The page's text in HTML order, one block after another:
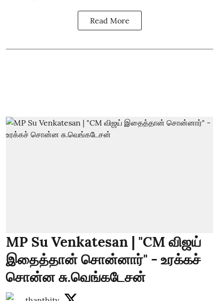
Read More
MP Su Venkatesan | "CM விஜய்
இதைத்தான் சொன்னார்" - உரக்கச்
சொன்ன சு.வெங்கடேசன்